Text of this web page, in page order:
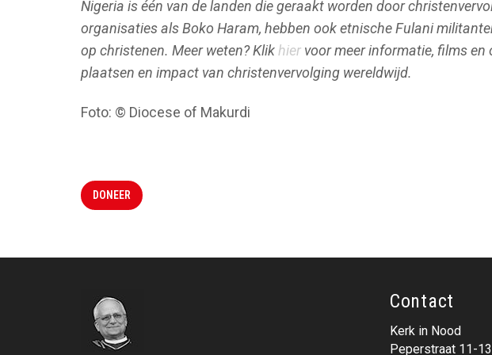
Nigeria is één van de landen die geraakt worden door
organisaties als Boko Haram, hebben ook etnische Fulani
op christenen. Meer weten? Klikhier voor meer informatie, films en
plaatsen en impact van christenvervolging wereldwijd.
Foto: © Diocese of Makurdi
DONEER
Contact
Kerk in Nood
Peperstraat 11-13